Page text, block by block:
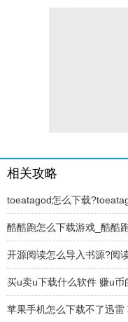
相关攻略
toeatagod怎么下载
酷酷跑怎么下载游戏_酷酷
开源阅读怎么导入书源?阅
买u卖u下载什么软件 赚u币
苹果手机怎么下载不了迅